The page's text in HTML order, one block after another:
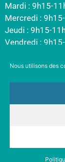
Nous utilisons des
Mardi : 9h15-
Mercredi :
Jeudi : 9h15-
Vendredi :